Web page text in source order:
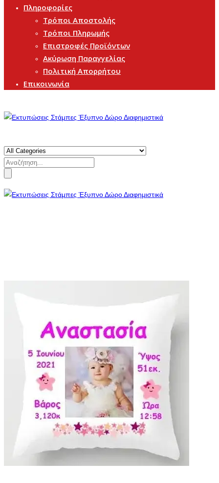
Πληροφορίες
Τρόποι Αποστολής
Τρόποι Πληρωμής
Επιστροφές Προϊόντων
Ακύρωση Παραγγελίας
Πολιτική Απορρήτου
Επικοινωνία
Search